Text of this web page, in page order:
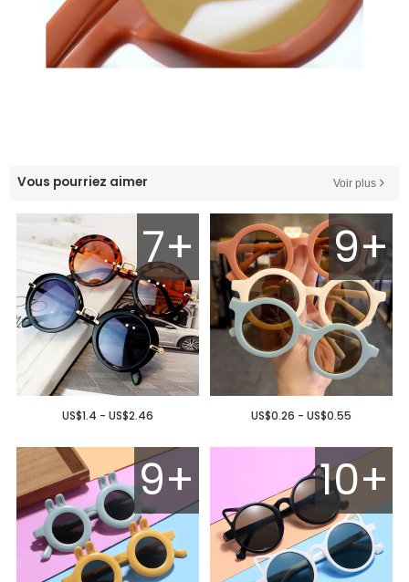
Vous pourriez aimer Voir plus
7+
US$1.4 - US$2.46
9+
US$0.26 - US$0.55
9+ 10+